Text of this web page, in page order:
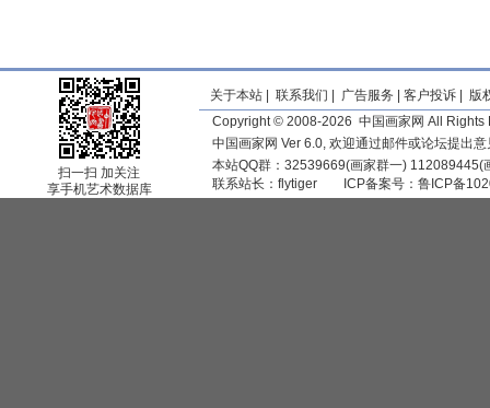
扫一扫 加关注
享手机艺术数据库
关于本站 联系我们 广告服务 客户投诉
版
Copyright © 2008-2026 中国画家网 All Rights
中国画家网 Ver 6.0, 欢迎通过邮件或论坛提出
本站QQ群：32539669(画家群一)
联系站长： flytiger ICP备案号： 鲁ICP备